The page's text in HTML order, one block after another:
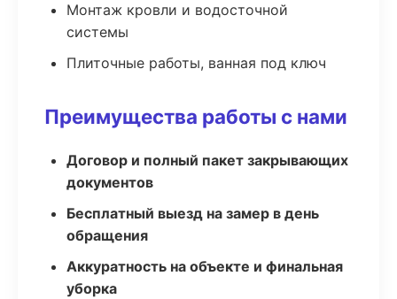
Монтаж кровли и водосточной
системы
Плиточные работы, ванная под ключ
Преимущества работы с нами
Договор и полный пакет закрывающих
документов
Бесплатный выезд на замер в день
обращения
Аккуратность на объекте и финальная
уборка